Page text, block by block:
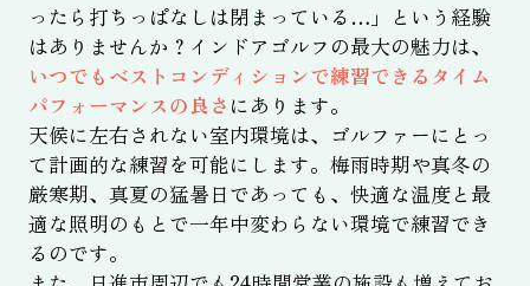
ったら打ちっぱなしは閉まっている…」という経験
はありませんか？インドアゴルフの最大の魅力は、
いつでもベストコンディションで練習できるタイム
パフォーマンスの良さ にあります。
天候に左右されない室内環境は、ゴルファーにとっ
て計画的な練習を可能にします。梅雨時期や真冬の
厳寒期、真夏の猛暑日であっても、快適な温度と最
適な照明のもとで一年中変わらない環境で練習でき
るのです。